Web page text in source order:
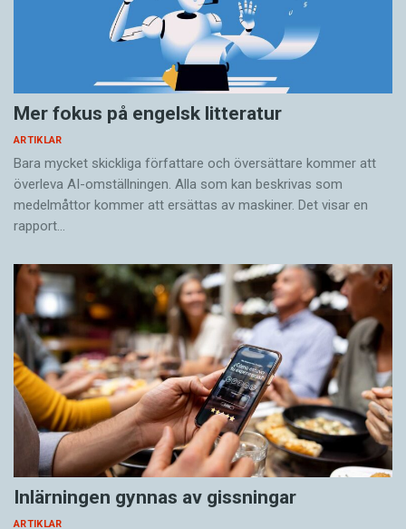
Mer fokus på engelsk litteratur
ARTIKLAR
Bara mycket skickliga författare och översättare ­kommer att
överleva AI-omställningen. Alla som kan beskrivas som
medelmåttor kommer att ersättas av maskiner. Det visar en
rapport…
Inlärningen gynnas av gissningar
ARTIKLAR